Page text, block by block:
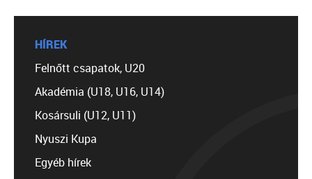
HÍREK
Felnőtt csapatok, U20
Akadémia (U18, U16, U14)
Kosársuli (U12, U11)
Nyuszi Kupa
Egyéb hírek